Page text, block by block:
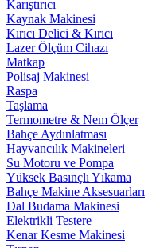
Karıştırıcı
Kaynak Makinesi
Kırıcı Delici & Kırıcı
Lazer Ölçüm Cihazı
Matkap
Polisaj Makinesi
Raspa
Taşlama
Termometre & Nem Ölçer
Bahçe Aydınlatması
Hayvancılık Makineleri
Su Motoru ve Pompa
Yüksek Basınçlı Yıkama
Bahçe Makine Aksesuarları
Dal Budama Makinesi
Elektrikli Testere
Kenar Kesme Makinesi